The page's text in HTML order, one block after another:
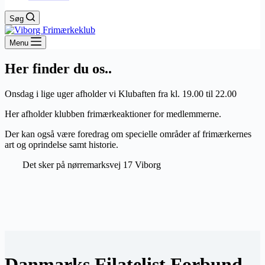
Søg
Menu
Her finder du os..
Onsdag i lige uger afholder vi Klubaften fra kl. 19.00 til 22.00
Her afholder klubben frimærkeaktioner for medlemmerne.
Der kan også være foredrag om specielle områder af frimærkernes
art og oprindelse samt historie.
Det sker på nørremarksvej 17 Viborg